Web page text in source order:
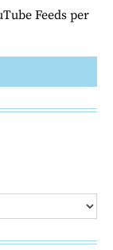
Feeds per